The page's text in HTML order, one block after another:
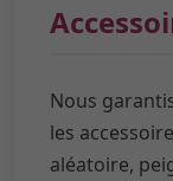
Nous
les
aléatoire,